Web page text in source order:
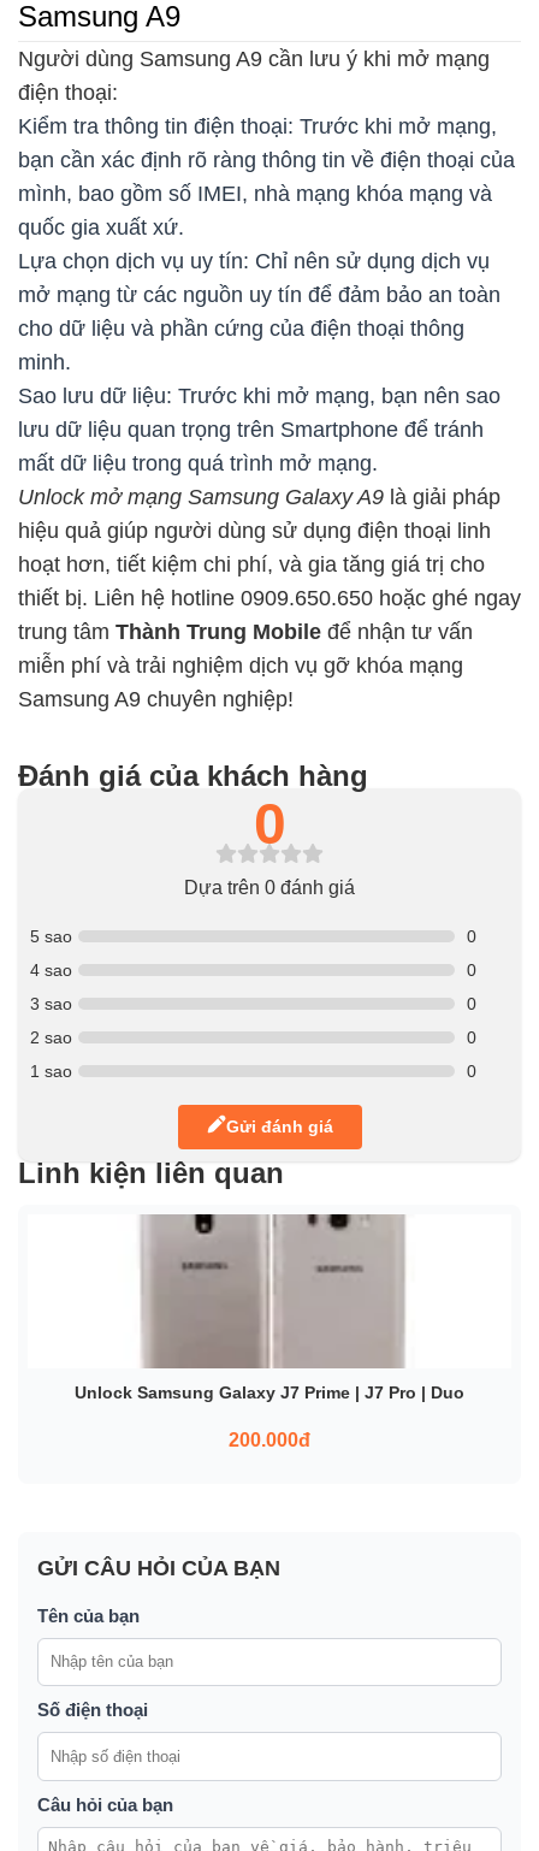
Samsung A9
Người dùng Samsung A9 cần lưu ý khi mở mạng
điện thoại:
Kiểm tra thông tin điện thoại: Trước khi mở mạng,
bạn cần xác định rõ ràng thông tin về điện thoại của
mình, bao gồm số IMEI, nhà mạng khóa mạng và
quốc gia xuất xứ.
Lựa chọn dịch vụ uy tín: Chỉ nên sử dụng dịch vụ
mở mạng từ các nguồn uy tín để đảm bảo an toàn
cho dữ liệu và phần cứng của điện thoại thông
minh.
Sao lưu dữ liệu: Trước khi mở mạng, bạn nên sao
lưu dữ liệu quan trọng trên Smartphone để tránh
mất dữ liệu trong quá trình mở mạng.
Unlock mở mạng Samsung Galaxy A9 là giải pháp
hiệu quả giúp người dùng sử dụng điện thoại linh
hoạt hơn, tiết kiệm chi phí, và gia tăng giá trị cho
thiết bị. Liên hệ hotline 0909.650.650 hoặc ghé ngay
trung tâm Thành Trung Mobile để nhận tư vấn
miễn phí và trải nghiệm dịch vụ gỡ khóa mạng
Samsung A9 chuyên nghiệp!
Đánh giá của khách hàng
0
Dựa trên 0 đánh giá
5 sao
0
4 sao
0
3 sao
0
2 sao
0
1 sao
0
Gửi đánh giá
Linh kiện liên quan
Unlock Samsung Galaxy J7 Prime | J7 Pro | Duo
200.000đ
GỬI CÂU HỎI CỦA BẠN
Tên của bạn
Số điện thoại
Câu hỏi của bạn